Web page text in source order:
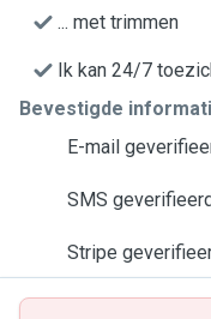
... met trimmen
Ik kan 24/7
Bevestigde
E-mail
SMS
Stripe